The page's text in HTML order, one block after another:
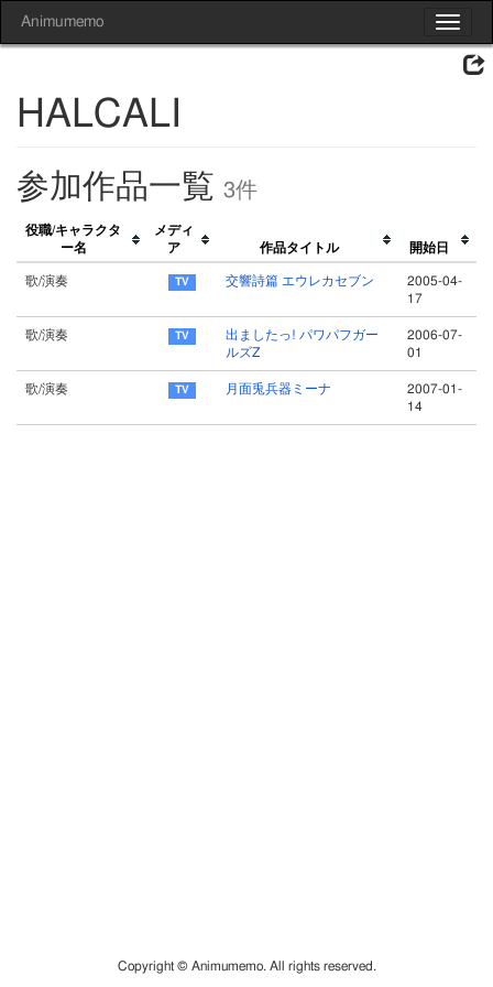
Toggle
Animumemo
HALCALI
参加作品一覧 3件
役職/キャラクタ
ー名
メディ
ア
作品タイトル 開始日
歌/演奏 交響詩篇 エウレカセブン
2005-04-
17
歌/演奏
出ましたっ! パワパフガー
ルズZ
2006-07-
01
歌/演奏 月面兎兵器ミーナ
2007-01-
14
Copyright © Animumemo. All rights reserved.